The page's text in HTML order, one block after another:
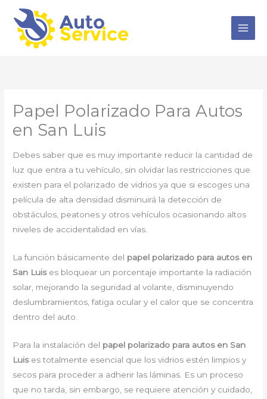
contenido
Papel Polarizado Para Autos
en San Luis
Debes saber que es muy importante reducir la cantidad de
luz que entra a tu vehículo, sin olvidar las restricciones que
existen para el polarizado de vidrios ya que si escoges una
película de alta densidad disminuirá la detección de
obstáculos, peatones y otros vehículos ocasionando altos
niveles de accidentalidad en vías.
La función básicamente del papel polarizado para autos en
San Luis es bloquear un porcentaje importante la radiación
solar, mejorando la seguridad al volante, disminuyendo
deslumbramientos, fatiga ocular y el calor que se concentra
dentro del auto.
Para la instalación del papel polarizado para autos en San
Luis es totalmente esencial que los vidrios estén limpios y
secos para proceder a adherir las láminas. Es un proceso
que no tarda, sin embargo, se requiere atención y cuidado,